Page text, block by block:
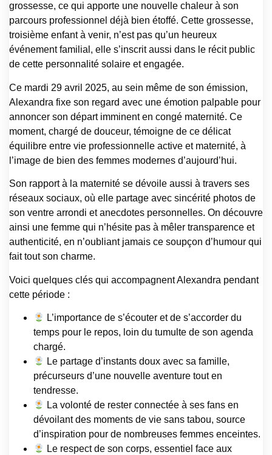
grossesse, ce qui apporte une nouvelle chaleur à son
parcours professionnel déjà bien étoffé. Cette grossesse,
troisième enfant à venir, n’est pas qu’un heureux
événement familial, elle s’inscrit aussi dans le récit public
de cette personnalité solaire et engagée.
Ce mardi 29 avril 2025, au sein même de son émission,
Alexandra fixe son regard avec une émotion palpable pour
annoncer son départ imminent en congé maternité. Ce
moment, chargé de douceur, témoigne de ce délicat
équilibre entre vie professionnelle active et maternité, à
l’image de bien des femmes modernes d’aujourd’hui.
Son rapport à la maternité se dévoile aussi à travers ses
réseaux sociaux, où elle partage avec sincérité photos de
son ventre arrondi et anecdotes personnelles. On découvre
ainsi une femme qui n’hésite pas à mêler transparence et
authenticité, en n’oubliant jamais ce soupçon d’humour qui
fait tout son charme.
Voici quelques clés qui accompagnent Alexandra pendant
cette période :
L’importance de s’écouter et de s’accorder du
temps pour le repos, loin du tumulte de son agenda
chargé.
Le partage d’instants doux avec sa famille,
précurseurs d’une nouvelle aventure tout en
tendresse.
La volonté de rester connectée à ses fans en
dévoilant des moments de vie sans tabou, source
d’inspiration pour de nombreuses femmes enceintes.
Le respect de son corps, essentiel face aux